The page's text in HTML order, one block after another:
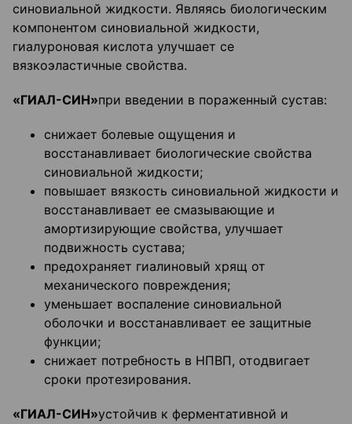
синовиальной жидкости. Являясь биологическим
компонентом синовиальной жидкости,
гиалуроновая кислота улучшает се
вязкоэластичные свойства.
«ГИАЛ-СИН»при введении в пораженный сустав:
снижает болевые ощущения и
восстанавливает биологические свойства
синовиальной жидкости;
повышает вязкость синовиальной жидкости и
восстанавливает ее смазывающие и
амортизирующие свойства, улучшает
подвижность сустава;
предохраняет гиалиновый хрящ от
механического повреждения;
уменьшает воспаление синовиальной
оболочки и восстанавливает ее защитные
функции;
снижает потребность в НПВП, отодвигает
сроки протезирования.
«ГИАЛ-СИН»устойчив к ферментативной и